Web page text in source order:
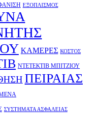
ΕΞΟΠΛΙΣΜΟΣ
ΚΑΜΕΡΕΣ ΚΟΣΤΟΣ
ΝΤΕΤΕΚΤΙΒ ΜΠΙΤΖΙΟΥ
ΠΕΙΡΑΙΑΣ
ΣΥΣΤΗΜΑΤΑ ΑΣΦΑΛΕΙΑΣ